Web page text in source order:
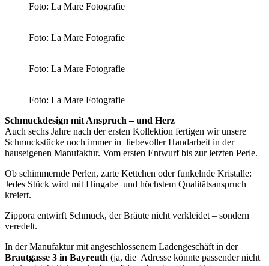
Foto: La Mare Fotografie
Foto: La Mare Fotografie
Foto: La Mare Fotografie
Foto: La Mare Fotografie
Schmuckdesign mit Anspruch – und Herz
Auch sechs Jahre nach der ersten Kollektion fertigen wir unsere
Schmuckstücke noch immer in liebevoller Handarbeit in der
hauseigenen Manufaktur. Vom ersten Entwurf bis zur letzten Perle.
Ob schimmernde Perlen, zarte Kettchen oder funkelnde Kristalle:
Jedes Stück wird mit Hingabe und höchstem Qualitätsanspruch
kreiert.
Zippora entwirft Schmuck, der Bräute nicht verkleidet – sondern
veredelt.
In der Manufaktur mit angeschlossenem Ladengeschäft in der
Brautgasse 3 in Bayreuth (ja, die Adresse könnte passender nicht